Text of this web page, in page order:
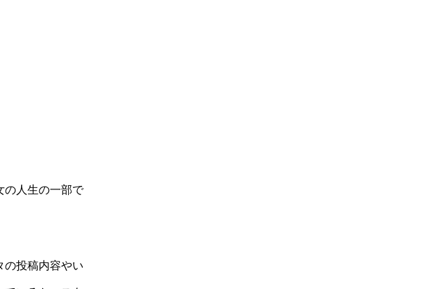
の人生の一部で
の投稿内容やい